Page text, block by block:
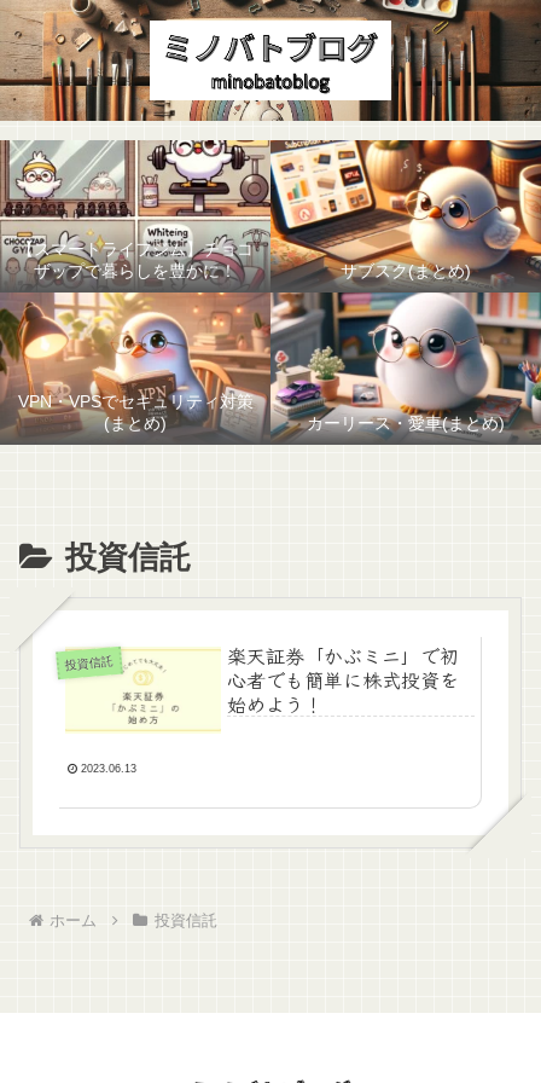
【スマートライフジム】チョコ
ザップで暮らしを豊かに！
サブスク(まとめ)
VPN・VPSでセキュリティ対策
(まとめ)
カーリース・愛車(まとめ)
投資信託
投資信託
楽天証券「かぶミニ」で初
心者でも簡単に株式投資を
始めよう！
2023.06.13
ホーム 投資信託